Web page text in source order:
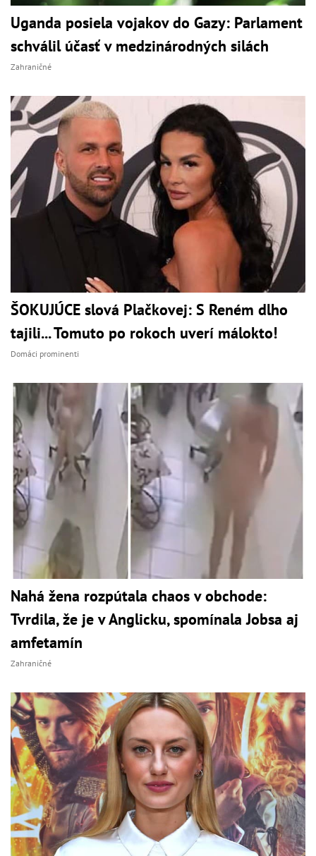
Uganda posiela vojakov do Gazy: Parlament
schválil účasť v medzinárodných silách
Zahraničné
ŠOKUJÚCE slová Plačkovej: S Reném dlho
tajili... Tomuto po rokoch uverí málokto!
Domáci prominenti
Nahá žena rozpútala chaos v obchode:
Tvrdila, že je v Anglicku, spomínala Jobsa aj
amfetamín
Zahraničné